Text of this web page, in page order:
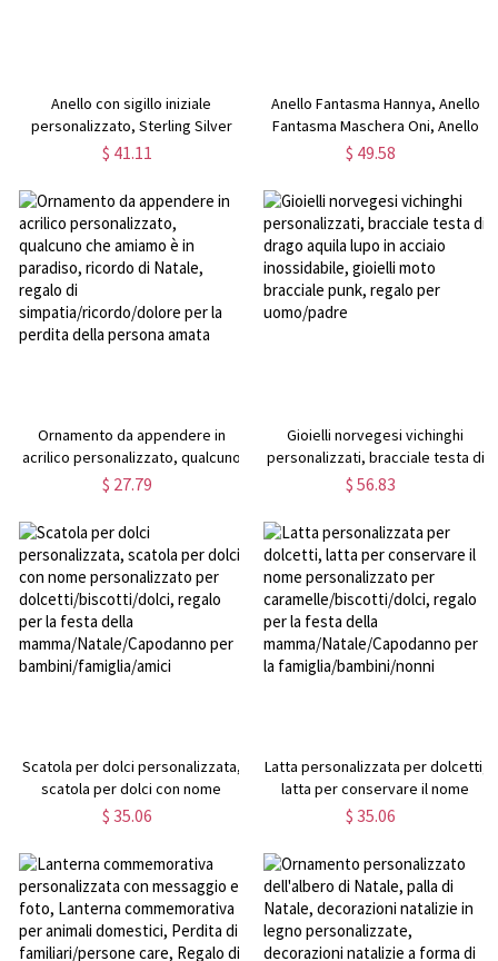
Anello con sigillo iniziale
personalizzato, Sterling Silver
925/Brass Unisex Ring, Pinky
compleanno/anniversario per
uomini/donne/marito/fidanzato
$ 41.11
Anello Fantasma Hannya, Anello
Fantasma Maschera Oni, Anello
Demone, Anello Gotico, Anello
Uomini/Marito
$ 49.58
Ornamento da appendere in
acrilico personalizzato, qualcuno
che amiamo è in paradiso,
simpatia/ricordo/dolore per la
perdita della persona amata
$ 27.79
Gioielli norvegesi vichinghi
personalizzati, bracciale testa di
drago aquila lupo in acciaio
bracciale punk, regalo per
uomo/padre
$ 56.83
Scatola per dolci personalizzata,
scatola per dolci con nome
personalizzato per
mamma/Natale/Capodanno per
bambini/famiglia/amici
$ 35.06
Latta personalizzata per dolcetti,
latta per conservare il nome
personalizzato per
per la festa della
mamma/Natale/Capodanno per la
famiglia/bambini/nonni
$ 35.06